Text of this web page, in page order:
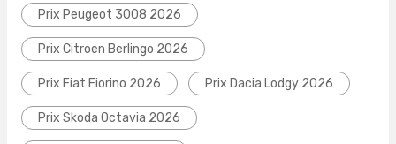
Prix Peugeot 3008 2026
Prix Citroen Berlingo 2026
Prix Fiat Fiorino 2026 Prix Dacia Lodgy 2026
Prix Skoda Octavia 2026